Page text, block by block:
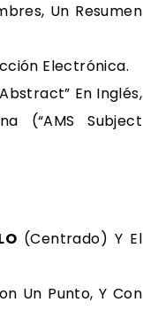
Un Resumen
Electrónica.
En Inglés,
(“AMS Subject
(centrado) Y El
Un Punto, Y Con